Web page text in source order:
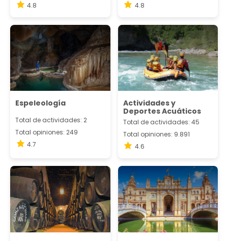
4.8
4.8
Espeleología
Total de actividades: 2
Total opiniones: 249
4.7
Actividades y
Deportes Acuáticos
Total de actividades: 45
Total opiniones: 9.891
4.6